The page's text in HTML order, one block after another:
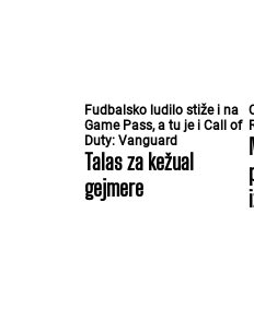
Fudbalsko ludilo stiže i na
Game Pass, a tu je i Call of
Duty: Vanguard
Talas za kežual
gejmere